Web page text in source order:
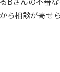
ら相談が寄せ